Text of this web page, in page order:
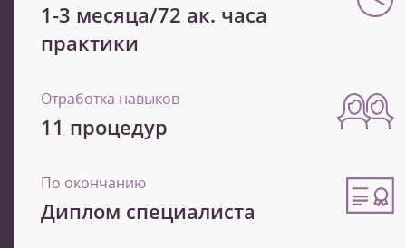
1-3 месяца/72 ак. часа
практики
Отработка навыков
11 процедур
По окончанию
Диплом специалиста